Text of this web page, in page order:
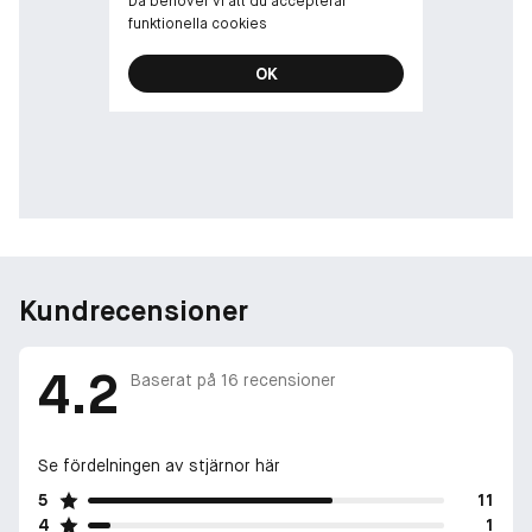
funktionella cookies
OK
Kundrecensioner
4.2 Baserat på 16 recensioner
Se fördelningen av stjärnor här
5
11
4
1